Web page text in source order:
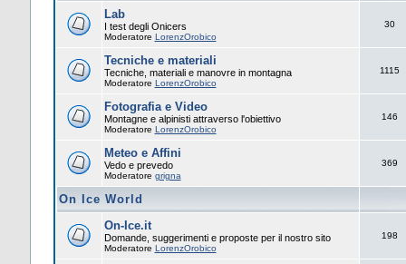
Lab
I test degli Onicers
Moderatore LorenzOrobico
30
Tecniche e materiali
Tecniche, materiali e manovre in montagna
Moderatore LorenzOrobico
1115
Fotografia e Video
Montagne e alpinisti attraverso l'obiettivo
Moderatore LorenzOrobico
146
Meteo e Affini
Vedo e prevedo
Moderatore grigna
369
On Ice World
On-Ice.it
Domande, suggerimenti e proposte per il nostro sito
Moderatore LorenzOrobico
198